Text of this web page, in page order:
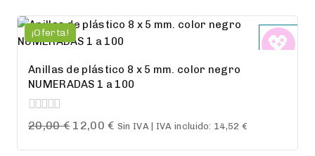
¡Oferta!
Anillas de plástico 8 x 5 mm. color negro
NUMERADAS 1 a 100
0
of
20,00€ El
12,00€ElSin IVA | IVA incluido: 14,52 €